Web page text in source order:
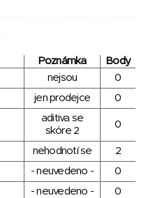
Poznámka
Body
nejsou
0
jen prodejce 0
aditiva se
skóre 2
0
nehodnotí se
2
- neuvedeno -
0
- neuvedeno -
0